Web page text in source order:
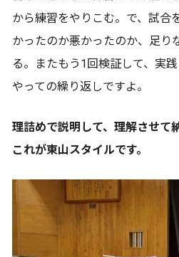
から練習をやりこむ。で、試合
かったのか悪かったのか、足り
る。またもう1回検証して、実
やっての繰り返しですよ。
理詰めで説明して、理解させて
これが東山スタイルです。